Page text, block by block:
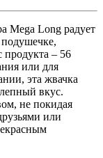
Mega Long радует
продукта – 56
или для
эта жвачка
вкус.
не покидая
или